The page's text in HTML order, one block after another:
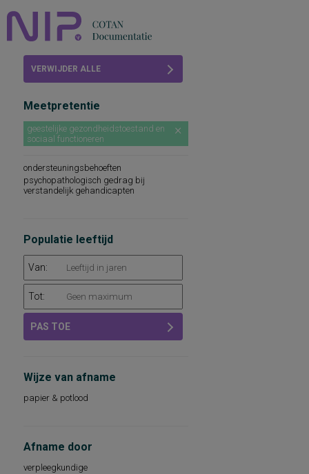
Abonneren
VERWIJDER ALLE
Meetpretentie
geestelijke gezondheidstoestand en
sociaal functioneren
ondersteuningsbehoeften
psychopathologisch gedrag bij
verstandelijk gehandicapten
Populatie leeftijd
Van:
Tot:
PAS TOE
Wijze van afname
papier & potlood
Afname door
verpleegkundige